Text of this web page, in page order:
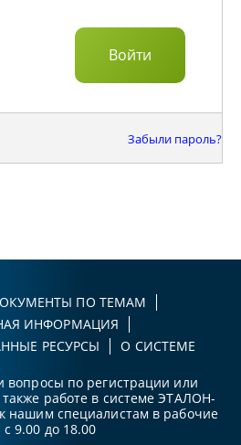
Забыли пароль?
ПО ТЕМАМ
ИНФОРМАЦИЯ
РЕСУРСЫ
О СИСТЕМЕ
вопросы по регистрации или
работе в системе ЭТАЛОН-
нашим специалистам в рабочие
с 9.00 до 18.00